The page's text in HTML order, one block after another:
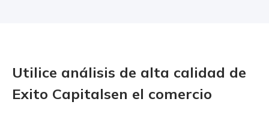
Utilice análisis de alta calidad de
Exito Capitalsen el comercio